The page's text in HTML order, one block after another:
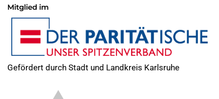
Mitglied im
Gefördert durch Stadt und Landkreis Karlsruhe